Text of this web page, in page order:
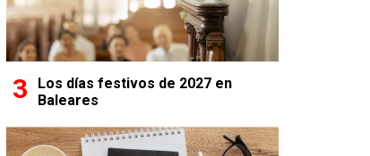
Los días festivos de 2027 en
Baleares